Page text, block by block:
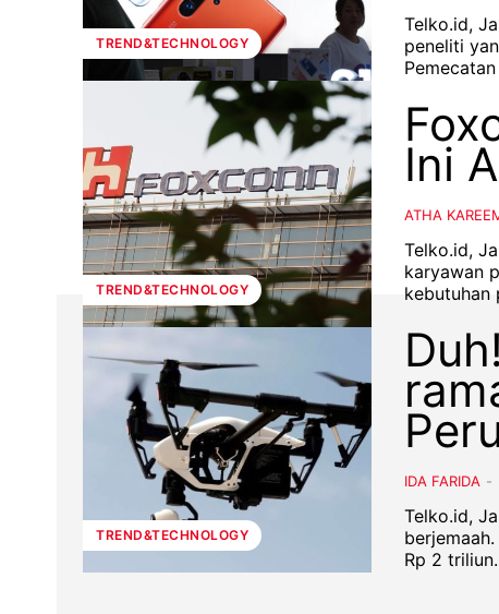
TREND&TECHNOLOGY
Telko.id,
peneliti
TREND&TECHNOLOGY
Ini
ATHA
Telko.id,
karyawan
kebutuhan
TREND&TECHNOLOGY
IDA FARIDA -
Telko.id,
Rp 2